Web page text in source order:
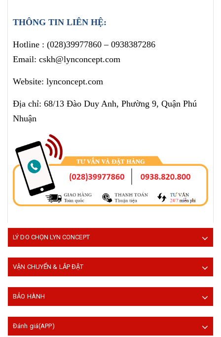
THÔNG TIN LIÊN HỆ:
Hotline : (028)39977860– 0938387286
Email: cskh@lynconcept.com
Website: lynconcept.com
Địa chỉ: 68/13 Đào Duy Anh, Phường 9, Quận Phú
Nhuận
LÝ DO CHỌN LYN CONCEPT
VẬN CHUYỂN & LẮP ĐẶT
BẢO HÀNH
Đánh giá(APP)